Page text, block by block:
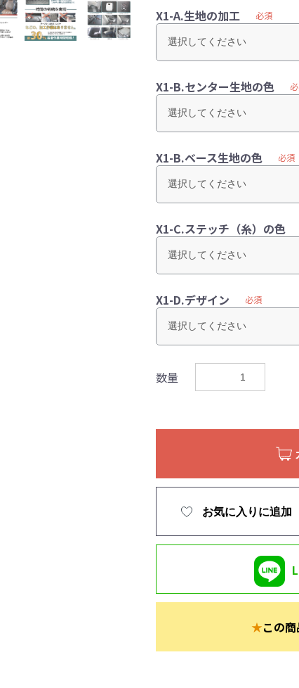
X1-A.生地の加工 必須
X1-B.センター生地の色
X1-B.ベース生地の色 必須
X1-C.ステッチ（糸）の色
X1-D.デザイン 必須
数量
お気に入りに追加
★この